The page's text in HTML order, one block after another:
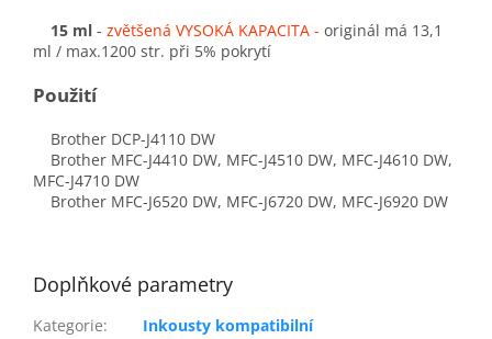
15 ml - zvětšená VYSOKÁ KAPACITA - originál má 13,1
ml / max.1200 str. při 5% pokrytí
Použití
Brother DCP-J4110 DW
Brother MFC-J4410 DW, MFC-J4510 DW, MFC-J4610 DW,
MFC-J4710 DW
Brother MFC-J6520 DW, MFC-J6720 DW, MFC-J6920 DW
Doplňkové parametry
Kategorie:
Inkousty kompatibilní